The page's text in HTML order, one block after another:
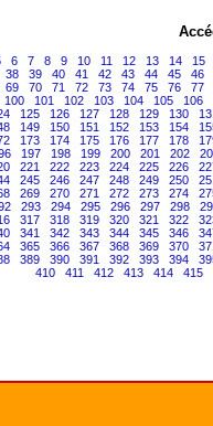
6 7 8 9 10 11 12 13 14
15
38 39 40 41 42 43 44 45
46
69 70 71 72 73 74 75 76
77
100 101 102 103 104 105
106
125 126 127 128 129 130
149 150 151 152 153 154
173 174 175 176 177 178
197 198 199 200 201 202
221 222 223 224 225 226
245 246 247 248 249 250
269 270 271 272 273 274
293 294 295 296 297 298
317 318 319 320 321 322
341 342 343 344 345 346
365 366 367 368 369 370
389 390 391 392 393 394
410
411 412 413 414 415